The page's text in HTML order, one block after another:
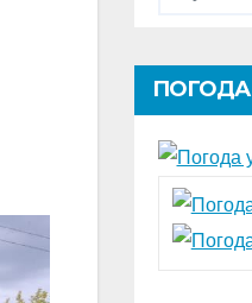
ПОГОДА